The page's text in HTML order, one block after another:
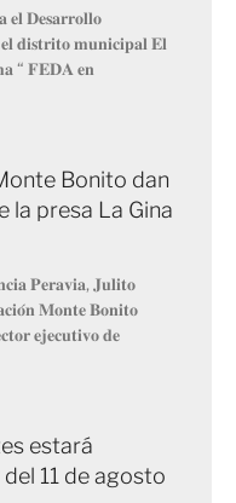
𝐃𝐞𝐬𝐚𝐫𝐫𝐨𝐥𝐥𝐨
𝐝𝐢𝐬𝐭𝐫𝐢𝐭𝐨 𝐦𝐮𝐧𝐢𝐜𝐢𝐩𝐚𝐥 𝐄𝐥
“ 𝐅𝐄𝐃𝐀 𝐞𝐧
Bonito dan
la presa La Gina
𝐏𝐞𝐫𝐚𝐯𝐢𝐚, 𝐉𝐮𝐥𝐢𝐭𝐨
𝐌𝐨𝐧𝐭𝐞 𝐁𝐨𝐧𝐢𝐭𝐨
𝐞𝐣𝐞𝐜𝐮𝐭𝐢𝐯𝐨 𝐝𝐞
estará
11 de agosto